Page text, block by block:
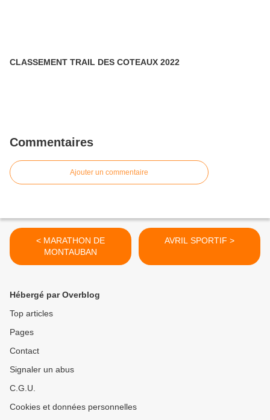
CLASSEMENT TRAIL DES COTEAUX 2022
Commentaires
Ajouter un commentaire
< MARATHON DE
MONTAUBAN
AVRIL SPORTIF >
Hébergé par Overblog
Top articles
Pages
Contact
Signaler un abus
C.G.U.
Cookies et données personnelles